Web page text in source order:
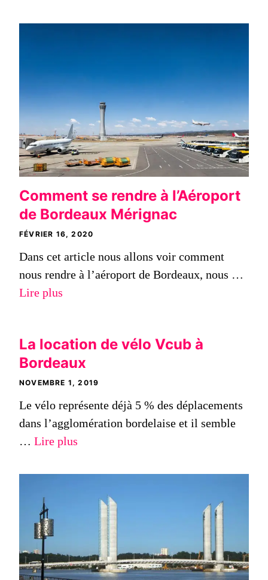
Comment se rendre à l’Aéroport
de Bordeaux Mérignac
FÉVRIER 16, 2020
Dans cet article nous allons voir comment
nous rendre à l’aéroport de Bordeaux, nous …
Lire plus
La location de vélo Vcub à
Bordeaux
NOVEMBRE 1, 2019
Le vélo représente déjà 5 % des déplacements
dans l’agglomération bordelaise et il semble
… Lire plus